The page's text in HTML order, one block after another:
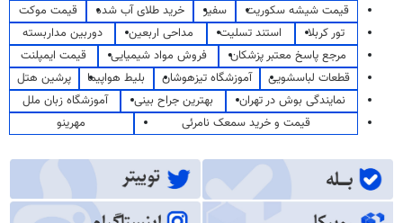
قیمت شیشه سکوریت سفیر خرید طلای آب شده
قیمت موکت
تور کربلا
استند تسلیت مداحی اربعین
دوربین مداربسته
مرجع پاسخ معتبر پزشکان
فروش مواد شیمیایی
قیمت ایمپلنت
قطعات لباسشویی
آموزشگاه تیزهوشان بلیط هواپیما
پرشین هتل
نمایندگی بوش در تهران
بهترین جراح بینی
آموزشگاه زبان ملل
قیمت و خرید سمعک نامرئی
مهرینو